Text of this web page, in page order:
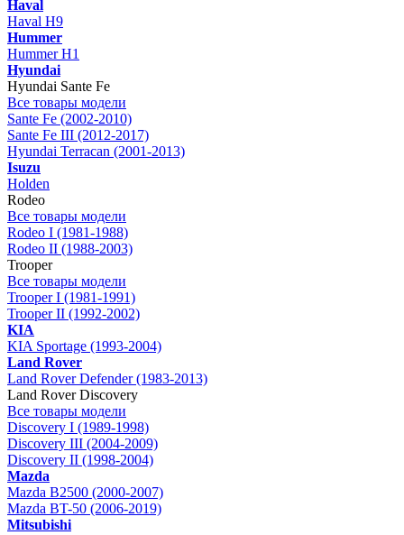
Haval
Haval H9
Hummer
Hummer H1
Hyundai
Hyundai Sante Fe
Все товары модели
Sante Fe (2002-2010)
Sante Fe III (2012-2017)
Hyundai Terracan (2001-2013)
Isuzu
Holden
Rodeo
Все товары модели
Rodeo I (1981-1988)
Rodeo II (1988-2003)
Trooper
Все товары модели
Trooper I (1981-1991)
Trooper II (1992-2002)
KIA
KIA Sportage (1993-2004)
Land Rover
Land Rover Defender (1983-2013)
Land Rover Discovery
Все товары модели
Discovery I (1989-1998)
Discovery III (2004-2009)
Discovery II (1998-2004)
Mazda
Mazda B2500 (2000-2007)
Mazda BT-50 (2006-2019)
Mitsubishi